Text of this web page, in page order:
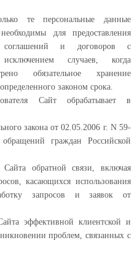
те персональные данные
для предоставления
и договоров с
случаев, когда
обязательное хранение
законом срока.
Сайт обрабатывает в
закона от 02.05.2006 г. N 59-
граждан Российской
Сайта обратной связи, включая
касающихся использования
запросов и заявок от
эффективной клиентской и
проблем, связанных с